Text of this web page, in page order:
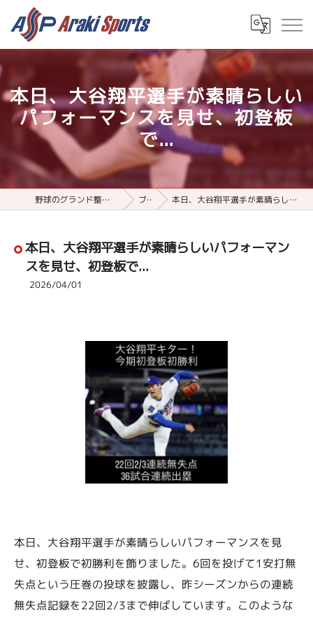
本日、大谷翔平選手が素晴らしい
パフォーマンスを見せ、初登板
で...
野球のグランド整備用品ならアラキスポーツ ブログ 本日、大谷翔平選手が素晴らしいパフォーマンスを見せ、初登板で...
本日、大谷翔平選手が素晴らしいパフォーマン
スを見せ、初登板で...
2026/04/01
本日、大谷翔平選手が素晴らしいパフォーマンスを見
せ、初登板で初勝利を飾りました。6回を投げて1安打無
失点という圧巻の投球を披露し、昨シーズンからの連続
無失点記録を22回2/3まで伸ばしています。このような